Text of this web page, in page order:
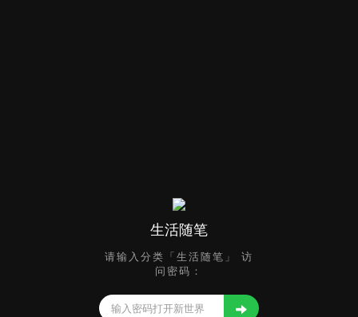
生活随笔
请输入分类「生活随笔」 访
问密码：